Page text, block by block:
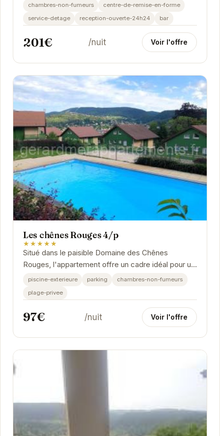
chambres-non-fumeurs
centre-de-remise-en-forme
service-detage
reception-ouverte-24h24 bar
201€ /nuit Voir l'offre
Les chênes Rouges 4/p
★★★★★
Situé dans le paisible Domaine des Chênes
Rouges, l'appartement offre un cadre idéal pour un
séjour relaxant à Gérardmer. À proximité des...
piscine-exterieure parking
chambres-non-fumeurs
plage-privee
97€ /nuit Voir l'offre